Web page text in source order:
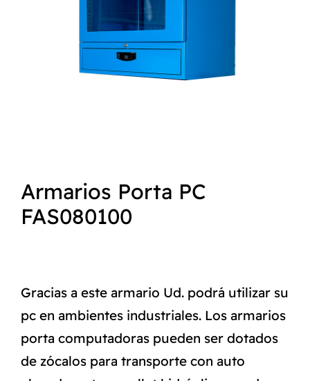
NORMAS ISO
Armarios Porta PC
FAS080100
Gracias a este armario Ud. podrá utilizar su
pc en ambientes industriales. Los armarios
porta computadoras pueden ser dotados
de zócalos para transporte con auto